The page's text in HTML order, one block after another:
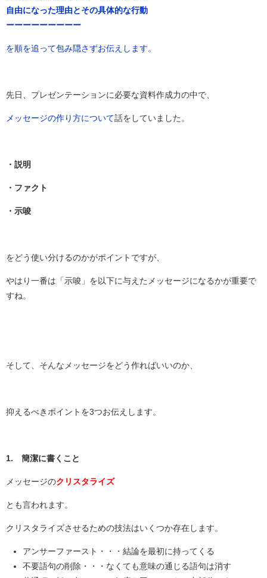
自由になった理由とその具体的な行動
ーーーーーーーーー
を順を追って包み隠さずお伝えします。
先日、プレゼンテーションに必要な資料作成力の中で、
メッセージの作り方について話をしていました。
・ 説明
・ファクト
・示唆
をどう使い分けるのかがポイントですが、
やはり一番は「示唆」を以下に与えたメッセージになるかが重要で
すね。
そして、そんなメッセージをどう作ればいいのか、
抑えるべきポイントを3つお伝えします。
1. 簡潔に書くこと
メッセージのクリスタライズ
とも言われます。
クリスタライズさせるための技法はいくつか存在します。
アンサーファースト・・・結論を最初に持ってくる
不要語句の削除・・・なくても意味の通じる語句は消す